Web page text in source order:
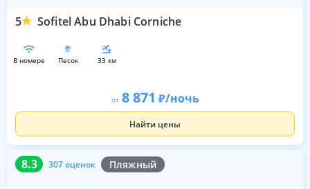
5 Sofitel Abu Dhabi Corniche
в номере песок 33 км
от 8 871 /ночь
Найти цены
8.3 307 оценок Пляжный
8.3 307 оценок